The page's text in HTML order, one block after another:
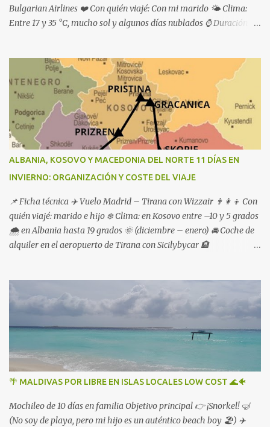
Bulgarian Airlines ❤️ Con quién viajé: Con mi marido 🌤 Clima:
Entre 17 y 35 °C, mucho sol y algunos días nublados ⌚ Duración de
ALBANIA, KOSOVO Y MACEDONIA DEL NORTE 11 DÍAS EN
INVIERNO: ORGANIZACIÓN Y COSTE DEL VIAJE
📌 Ficha técnica ✈️ Vuelo Madrid – Tirana con Wizzair 👨‍👩‍👦 Con
quién viajé: marido e hijo ❄️ Clima: en Kosovo entre –10 y 5 grados
🌨️ en Albania hasta 19 grados 🌞 (diciembre – enero) 🚘 Coche de
alquiler en el aeropuerto de Tirana con Sicilybycar 🏨
🌴 MALDIVAS POR LIBRE EN ISLAS LOCALES LOW COST 🌊🐠
Mochileo de 10 días en familia Objetivo principal 👉 ¡Snorkel! 🤿
(No soy de playa, pero mi hijo es un auténtico beach boy 🏖️) ✈️